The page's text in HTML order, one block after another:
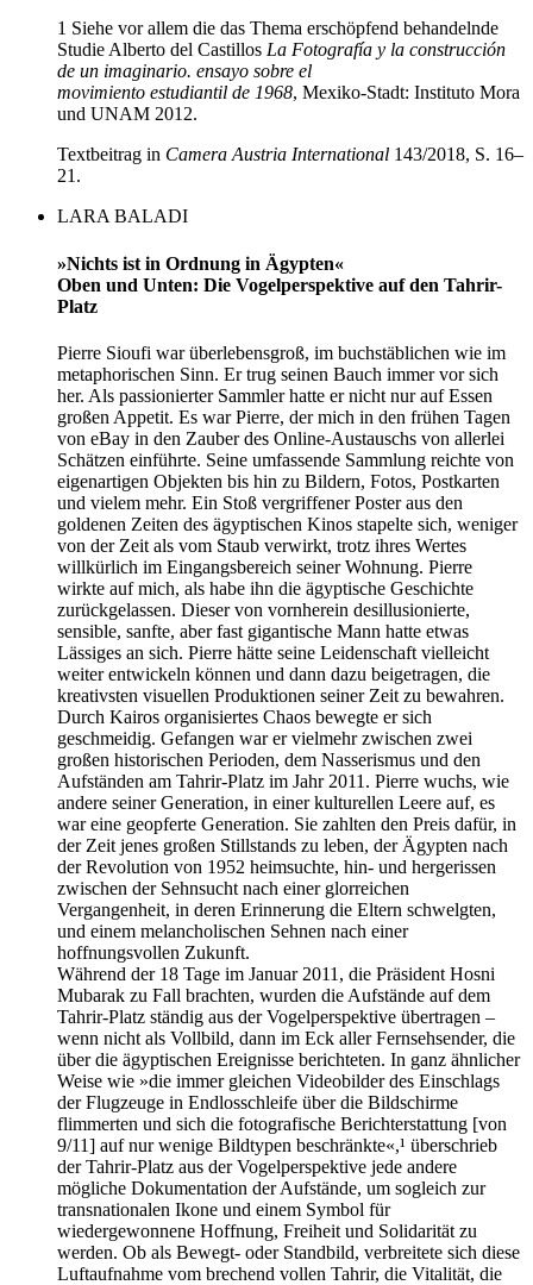
1 Siehe vor allem die das Thema erschöpfend behandelnde
Studie Alberto del Castillos La Fotografía y la construcción
de un imaginario. ensayo sobre el
movimiento estudiantil de 1968, Mexiko-Stadt: Instituto Mora
und UNAM 2012.
Textbeitrag in Camera Austria International 143/2018, S. 16–
21.
LARA BALADI
»Nichts ist in Ordnung in Ägypten«
Oben und Unten: Die Vogelperspektive auf den Tahrir-
Platz
Pierre Sioufi war überlebensgroß, im buchstäblichen wie im
metaphorischen Sinn. Er trug seinen Bauch immer vor sich
her. Als passionierter Sammler hatte er nicht nur auf Essen
großen Appetit. Es war Pierre, der mich in den frühen Tagen
von eBay in den Zauber des Online-Austauschs von allerlei
Schätzen einführte. Seine umfassende Sammlung reichte von
eigenartigen Objekten bis hin zu Bildern, Fotos, Postkarten
und vielem mehr. Ein Stoß vergriffener Poster aus den
goldenen Zeiten des ägyptischen Kinos stapelte sich, weniger
von der Zeit als vom Staub verwirkt, trotz ihres Wertes
willkürlich im Eingangsbereich seiner Wohnung. Pierre
wirkte auf mich, als habe ihn die ägyptische Geschichte
zurückgelassen. Dieser von vornherein desillusionierte,
sensible, sanfte, aber fast gigantische Mann hatte etwas
Lässiges an sich. Pierre hätte seine Leidenschaft vielleicht
weiter entwickeln können und dann dazu beigetragen, die
kreativsten visuellen Produktionen seiner Zeit zu bewahren.
Durch Kairos organisiertes Chaos bewegte er sich
geschmeidig. Gefangen war er vielmehr zwischen zwei
großen historischen Perioden, dem Nasserismus und den
Aufständen am Tahrir-Platz im Jahr 2011. Pierre wuchs, wie
andere seiner Generation, in einer kulturellen Leere auf, es
war eine geopferte Generation. Sie zahlten den Preis dafür, in
der Zeit jenes großen Stillstands zu leben, der Ägypten nach
der Revolution von 1952 heimsuchte, hin- und hergerissen
zwischen der Sehnsucht nach einer glorreichen
Vergangenheit, in deren Erinnerung die Eltern schwelgten,
und einem melancholischen Sehnen nach einer
hoffnungsvollen Zukunft.
Während der 18 Tage im Januar 2011, die Präsident Hosni
Mubarak zu Fall brachten, wurden die Aufstände auf dem
Tahrir-Platz ständig aus der Vogelperspektive übertragen –
wenn nicht als Vollbild, dann im Eck aller Fernsehsender, die
über die ägyptischen Ereignisse berichteten. In ganz ähnlicher
Weise wie »die immer gleichen Videobilder des Einschlags
der Flugzeuge in Endlosschleife über die Bildschirme
flimmerten und sich die fotografische Berichterstattung [von
9/11] auf nur wenige Bildtypen beschränkte«,¹ überschrieb
der Tahrir-Platz aus der Vogelperspektive jede andere
mögliche Dokumentation der Aufstände, um sogleich zur
transnationalen Ikone und einem Symbol für
wiedergewonnene Hoffnung, Freiheit und Solidarität zu
werden. Ob als Bewegt- oder Standbild, verbreitete sich diese
Luftaufnahme vom brechend vollen Tahrir, die Vitalität, die